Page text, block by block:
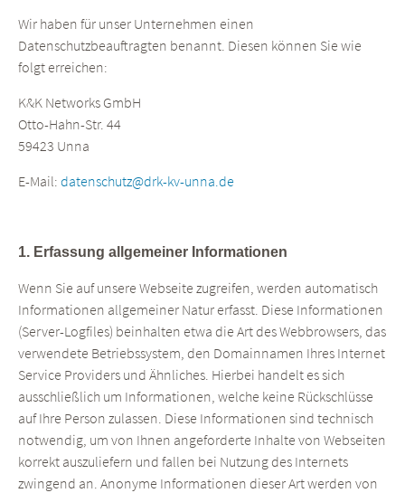
Wir haben für unser Unternehmen einen
Datenschutzbeauftragten benannt. Diesen können Sie wie
folgt erreichen:
K&K Networks GmbH
Otto-Hahn-Str. 44
59423 Unna
E-Mail: datenschutz@drk-kv-unna.de
1. Erfassung allgemeiner Informationen
Wenn Sie auf unsere Webseite zugreifen, werden automatisch
Informationen allgemeiner Natur erfasst. Diese Informationen
(Server-Logfiles) beinhalten etwa die Art des Webbrowsers, das
verwendete Betriebssystem, den Domainnamen Ihres Internet
Service Providers und Ähnliches. Hierbei handelt es sich
ausschließlich um Informationen, welche keine Rückschlüsse
auf Ihre Person zulassen. Diese Informationen sind technisch
notwendig, um von Ihnen angeforderte Inhalte von Webseiten
korrekt auszuliefern und fallen bei Nutzung des Internets
zwingend an. Anonyme Informationen dieser Art werden von